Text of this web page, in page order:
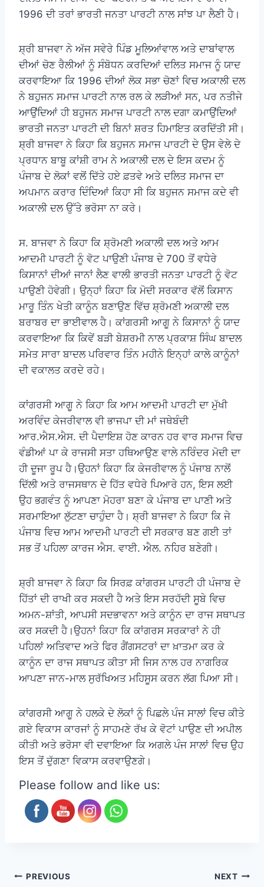
1996 ਦੀ ਤਰਾਂ ਭਾਰਤੀ ਜਨਤਾ ਪਾਰਟੀ ਨਾਲ ਸਾਂਝ ਪਾ ਲੈਣੀ ਹੈ।
ਸ਼੍ਰੀ ਬਾਜਵਾ ਨੇ ਅੱਜ ਸਵੇਰੇ ਪਿੰਡ ਮੂਲਿਆਂਵਾਲ ਅਤੇ ਦਾਬਾਂਵਾਲ
ਦੀਆਂ ਚੋਣ ਰੈਲੀਆਂ ਨੂੰ ਸੰਬੋਧਨ ਕਰਦਿਆਂ ਦਲਿਤ ਸਮਾਜ ਨੂੰ ਯਾਦ
ਕਰਵਾਇਆ ਕਿ 1996 ਦੀਆਂ ਲੋਕ ਸਭਾ ਚੋਣਾਂ ਵਿਚ ਅਕਾਲੀ ਦਲ
ਨੇ ਬਹੁਜਨ ਸਮਾਜ ਪਾਰਟੀ ਨਾਲ ਰਲ ਕੇ ਲੜੀਆਂ ਸਨ, ਪਰ ਨਤੀਜੇ
ਆਉਂਦਿਆਂ ਹੀ ਬਹੁਜਨ ਸਮਾਜ ਪਾਰਟੀ ਨਾਲ ਦਗਾ ਕਮਾਉਂਦਿਆਂ
ਭਾਰਤੀ ਜਨਤਾ ਪਾਰਟੀ ਦੀ ਬਿਨਾਂ ਸ਼ਰਤ ਹਿਮਾਇਤ ਕਰਦਿੱਤੀ ਸੀ।
ਸ਼੍ਰੀ ਬਾਜਵਾ ਨੇ ਕਿਹਾ ਕਿ ਬਹੁਜਨ ਸਮਾਜ ਪਾਰਟੀ ਦੇ ਉਸ ਵੇਲੇ ਦੇ
ਪ੍ਰਧਾਨ ਬਾਬੂ ਕਾਂਸ਼ੀ ਰਾਮ ਨੇ ਅਕਾਲੀ ਦਲ ਦੇ ਇਸ ਕਦਮ ਨੂੰ
ਪੰਜਾਬ ਦੇ ਲੋਕਾਂ ਵਲੋਂ ਦਿੱਤੇ ਹਏ ਫ਼ਤਵੇ ਅਤੇ ਦਲਿਤ ਸਮਾਜ ਦਾ
ਅਪਮਾਨ ਕਰਾਰ ਦਿੰਦਿਆਂ ਕਿਹਾ ਸੀ ਕਿ ਬਹੁਜਨ ਸਮਾਜ ਕਦੇ ਵੀ
ਅਕਾਲੀ ਦਲ ਉੱਤੇ ਭਰੋਸਾ ਨਾ ਕਰੇ।
ਸ. ਬਾਜਵਾ ਨੇ ਕਿਹਾ ਕਿ ਸ਼੍ਰੋਮਣੀ ਅਕਾਲੀ ਦਲ ਅਤੇ ਆਮ
ਆਦਮੀ ਪਾਰਟੀ ਨੂੰ ਵੋਟ ਪਾਉਣੀ ਪੰਜਾਬ ਦੇ 700 ਤੋਂ ਵਧੇਰੇ
ਕਿਸਾਨਾਂ ਦੀਆਂ ਜਾਨਾਂ ਲੈਣ ਵਾਲੀ ਭਾਰਤੀ ਜਨਤਾ ਪਾਰਟੀ ਨੂੰ ਵੋਟ
ਪਾਉਣੀ ਹੋਵੇਗੀ। ਉਨ੍ਹਾਂ ਕਿਹਾ ਕਿ ਮੋਦੀ ਸਰਕਾਰ ਵੱਲੋਂ ਕਿਸਾਨ
ਮਾਰੂ ਤਿੰਨ ਖੇਤੀ ਕਾਨੂੰਨ ਬਣਾਉਣ ਵਿੱਚ ਸ਼੍ਰੋਮਣੀ ਅਕਾਲੀ ਦਲ
ਬਰਾਬਰ ਦਾ ਭਾਈਵਾਲ ਹੈ। ਕਾਂਗਰਸੀ ਆਗੂ ਨੇ ਕਿਸਾਨਾਂ ਨੂੰ ਯਾਦ
ਕਰਵਾਇਆ ਕਿ ਕਿਵੇਂ ਬੜੀ ਬੇਸ਼ਰਮੀ ਨਾਲ ਪ੍ਰਕਾਸ਼ ਸਿੰਘ ਬਾਦਲ
ਸਮੇਤ ਸਾਰਾ ਬਾਦਲ ਪਰਿਵਾਰ ਤਿੰਨ ਮਹੀਨੇ ਇਨ੍ਹਾਂ ਕਾਲੇ ਕਾਨੂੰਨਾਂ
ਦੀ ਵਕਾਲਤ ਕਰਦੇ ਰਹੇ।
ਕਾਂਗਰਸੀ ਆਗੂ ਨੇ ਕਿਹਾ ਕਿ ਆਮ ਆਦਮੀ ਪਾਰਟੀ ਦਾ ਮੁੱਖੀ
ਅਰਵਿੰਦ ਕੇਜਰੀਵਾਲ ਵੀ ਭਾਜਪਾ ਦੀ ਮਾਂ ਜਥੇਬੰਦੀ
ਆਰ.ਐਸ.ਐਸ. ਦੀ ਪੈਦਾਇਸ਼ ਹੋਣ ਕਾਰਨ ਹਰ ਵਾਰ ਸਮਾਜ ਵਿਚ
ਵੰਡੀਆਂ ਪਾ ਕੇ ਰਾਜਸੀ ਸਤਾ ਹਥਿਆਉਣ ਵਾਲੇ ਨਰਿੰਦਰ ਮੋਦੀ ਦਾ
ਹੀ ਦੂਜਾ ਰੂਪ ਹੈ।ਉਹਨਾਂ ਕਿਹਾ ਕਿ ਕੇਜਰੀਵਾਲ ਨੂੰ ਪੰਜਾਬ ਨਾਲੋਂ
ਦਿੱਲੀ ਅਤੇ ਰਾਜਸਥਾਨ ਦੇ ਹਿੱਤ ਵਧੇਰੇ ਪਿਆਰੇ ਹਨ, ਇਸ ਲਈ
ਉਹ ਭਗਵੰਤ ਨੂੰ ਆਪਣਾ ਮੋਹਰਾ ਬਣਾ ਕੇ ਪੰਜਾਬ ਦਾ ਪਾਣੀ ਅਤੇ
ਸਰਮਾਇਆ ਲੁੱਟਣਾ ਚਾਹੁੰਦਾ ਹੈ। ਸ਼੍ਰੀ ਬਾਜਵਾ ਨੇ ਕਿਹਾ ਕਿ ਜੇ
ਪੰਜਾਬ ਵਿਚ ਆਮ ਆਦਮੀ ਪਾਰਟੀ ਦੀ ਸਰਕਾਰ ਬਣ ਗਈ ਤਾਂ
ਸਭ ਤੋਂ ਪਹਿਲਾ ਕਾਰਜ ਐਸ. ਵਾਈ. ਐਲ. ਨਹਿਰ ਬਣੇਗੀ।
ਸ਼੍ਰੀ ਬਾਜਵਾ ਨੇ ਕਿਹਾ ਕਿ ਸਿਰਫ਼ ਕਾਂਗਰਸ ਪਾਰਟੀ ਹੀ ਪੰਜਾਬ ਦੇ
ਹਿੱਤਾਂ ਦੀ ਰਾਖੀ ਕਰ ਸਕਦੀ ਹੈ ਅਤੇ ਇਸ ਸਰਹੱਦੀ ਸੂਬੇ ਵਿਚ
ਅਮਨ-ਸ਼ਾਂਤੀ, ਆਪਸੀ ਸਦਭਾਵਨਾ ਅਤੇ ਕਾਨੂੰਨ ਦਾ ਰਾਜ ਸਥਾਪਤ
ਕਰ ਸਕਦੀ ਹੈ।ਉਹਨਾਂ ਕਿਹਾ ਕਿ ਕਾਂਗਰਸ ਸਰਕਾਰਾਂ ਨੇ ਹੀ
ਪਹਿਲਾਂ ਅਤਿਵਾਦ ਅਤੇ ਫਿਰ ਗੈਂਗਸਟਰਾਂ ਦਾ ਖ਼ਾਤਮਾ ਕਰ ਕੇ
ਕਾਨੂੰਨ ਦਾ ਰਾਜ ਸਥਾਪਤ ਕੀਤਾ ਸੀ ਜਿਸ ਨਾਲ ਹਰ ਨਾਗਰਿਕ
ਆਪਣਾ ਜਾਨ-ਮਾਲ ਸੁਰੱਖਿਅਤ ਮਹਿਸੂਸ ਕਰਨ ਲੱਗ ਪਿਆ ਸੀ।
ਕਾਂਗਰਸੀ ਆਗੂ ਨੇ ਹਲਕੇ ਦੇ ਲੋਕਾਂ ਨੂੰ ਪਿਛਲੇ ਪੰਜ ਸਾਲਾਂ ਵਿਚ ਕੀਤੇ
ਗਏ ਵਿਕਾਸ ਕਾਰਜਾਂ ਨੂੰ ਸਾਹਮਣੇ ਰੱਖ ਕੇ ਵੋਟਾਂ ਪਾਉਣ ਦੀ ਅਪੀਲ
ਕੀਤੀ ਅਤੇ ਭਰੋਸਾ ਵੀ ਦਵਾਇਆ ਕਿ ਅਗਲੇ ਪੰਜ ਸਾਲਾਂ ਵਿਚ ਉਹ
ਇਸ ਤੋਂ ਦੁੱਗਣਾ ਵਿਕਾਸ ਕਰਵਾਉਣਗੇ।
Please follow and like us:
PREVIOUS NEXT